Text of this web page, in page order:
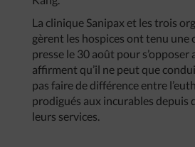
La clinique Sanipax et les trois
gèrent les hospices ont tenu une
presse le 30 août pour s’opposer
affirment qu’il ne peut que
pas faire de différence entre
prodigués aux incurables depuis
leurs services.